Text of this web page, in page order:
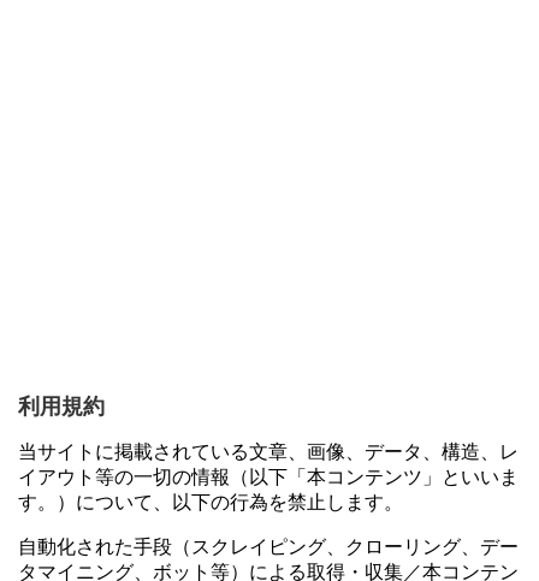
利用規約
当サイトに掲載されている文章、画像、データ、構造、レ
イアウト等の一切の情報（以下「本コンテンツ」といいま
す。）について、以下の行為を禁止します。
自動化された手段（スクレイピング、クローリング、デー
タマイニング、ボット等）による取得・収集／本コンテン